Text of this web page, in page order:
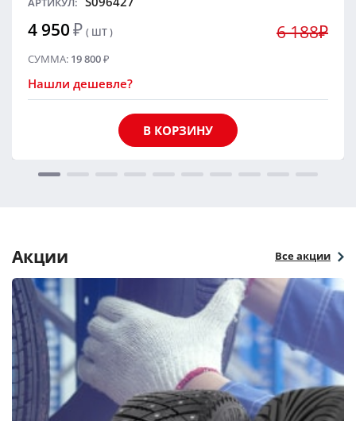
4 950₽ ( ШТ ) 6 188₽
СУММА: 19 800₽
Нашли дешевле?
В КОРЗИНУ
Акции Все акции